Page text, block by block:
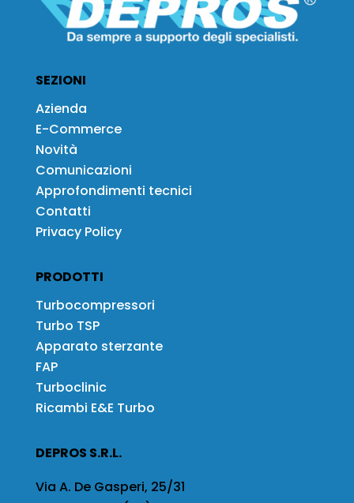
SEZIONI
Azienda
E-Commerce
Novità
Comunicazioni
Approfondimenti tecnici
Contatti
Privacy Policy
PRODOTTI
Turbocompressori
Turbo TSP
Apparato sterzante
FAP
Turboclinic
Ricambi E&E Turbo
DEPROS S.R.L.
Via A. De Gasperi, 25/31